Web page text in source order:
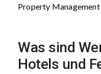
Property
Was sind
Hotels und